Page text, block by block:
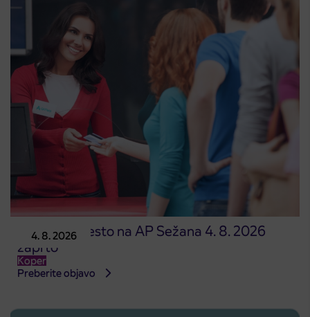
4. 8. 2026
Prodajno mesto na AP Sežana 4. 8. 2026
zaprto
Koper
Preberite objavo